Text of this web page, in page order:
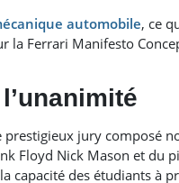
automobile, ce
la Ferrari Manifesto
jury composé
Floyd Nick Mason et du
capacité des étudiants à